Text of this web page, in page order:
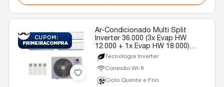
Ar-Condicionado Multi Split
Inverter 36.000 (3x Evap HW
12.000 + 1x Evap HW 18.000)
Gree Quente/Frio R-32 220v
Tecnologia Inverter
Conexão Wi-fi
Ciclo Quente e Frio